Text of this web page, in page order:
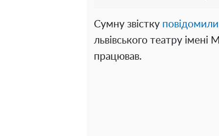
Сумну звістку повідомили
львівського театру імені
працював.